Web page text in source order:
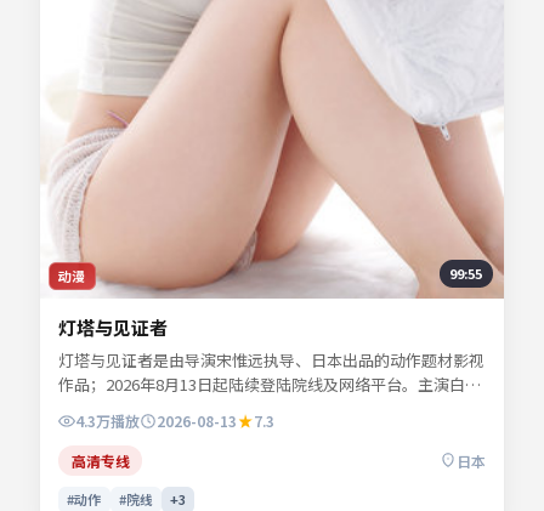
动漫 99:55
灯塔与见证者
灯塔与见证者是由导演宋惟远执导、日本出品的动作题材影视
作品；2026年8月13日起陆续登陆院线及网络平台。主演白清
让、苏念白、夏时深、林见川等共同诠释一段充满转折的人物
命运。群戏调度稳妥，配角亦有完整的情感落点。影片关键词
包含动作、日本、院线同步与流媒体首播信息，便于影迷检索
与比对同类型佳作。
4.3万播放 2026-08-13
7.3
高清专线
日本
#动作 #院线 +3